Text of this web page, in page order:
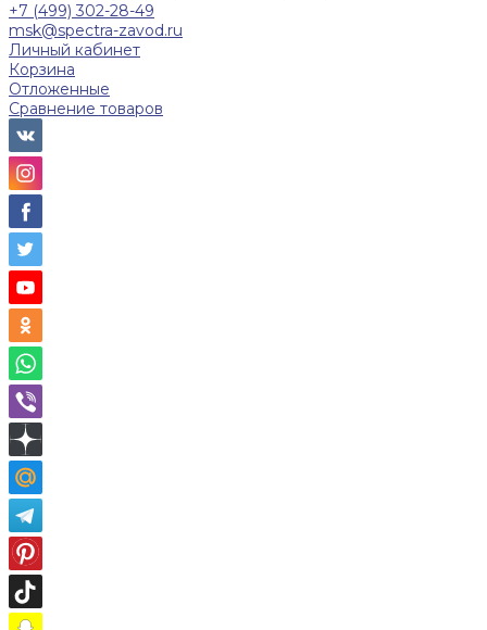
+7 (499) 302-28-49
msk@spectra-zavod.ru
Личный кабинет
Корзина
Отложенные
Сравнение товаров